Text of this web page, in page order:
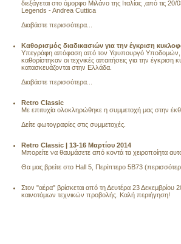
διεξάγεται στο όμορφο Μιλάνο της Ιταλίας ,από τις
Legends - Andrea Cuttica
Διαβάστε περισσότερα...
Καθορισμός διαδικασιών για την έγκριση
Υπεγράφη απόφαση από τον Υφυπουργό Υποδομών,
καθορίστηκαν οι τεχνικές απαιτήσεις για την
κατασκευάζονται στην Ελλάδα.
Διαβάστε περισσότερα...
Retro Classic
Με επιτυχία ολοκληρώθηκε η συμμετοχή μας στην
Δείτε φωτογραφίες στις συμμετοχές.
Retro Classic | 13-16 Μαρτίου 2014
Μπορείτε να θαυμάσετε από κοντά τα χειροποίητα
Θα μας βρείτε στο Hall 5, Περίπτερο 5B73
Στον "αέρα" βρίσκεται από τη Δευτέρα 23
καινοτόμων τεχνικών προβολής. Καλή περιήγηση!